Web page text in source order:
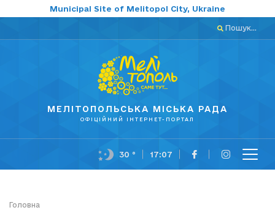
Municipal Site of Melitopol City, Ukraine
Пошук...
МЕЛІТОПОЛЬСЬКА МІСЬКА РАДА
ОФІЦІЙНИЙ ІНТЕРНЕТ-ПОРТАЛ
30 ° 17:07
Головна